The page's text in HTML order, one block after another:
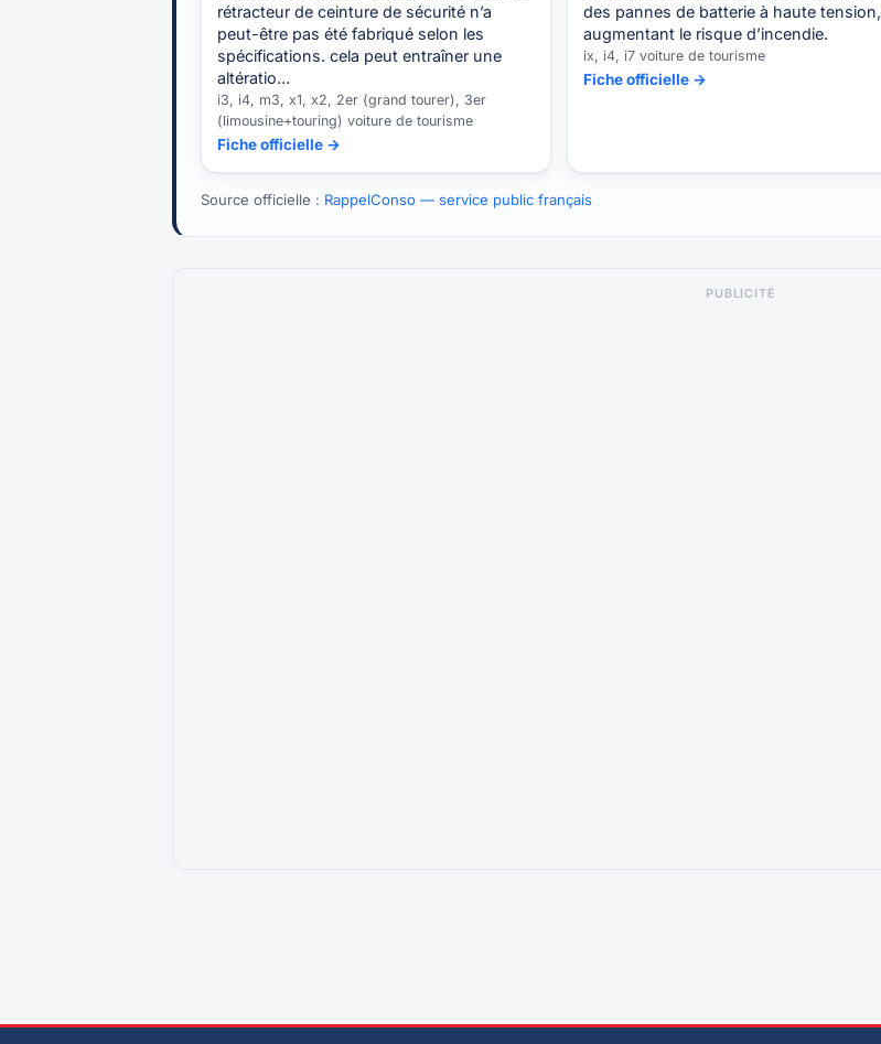
rétracteur de ceinture de sécurité n’a
peut-être pas été fabriqué selon les
spécifications. cela peut entraîner une
altératio…
i3, i4, m3, x1, x2, 2er (grand tourer), 3er
(limousine+touring) voiture de tourisme
Fiche officielle →
des pannes de batterie à haute tension,
augmentant le risque d’incendie.
ix, i4, i7 voiture de tourisme
Fiche officielle →
Source officielle : RappelConso — service public français
PUBLICITÉ